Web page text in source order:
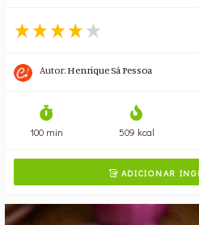
Autor: Henrique Sá Pessoa
100 min 509 kcal
ADICIONAR